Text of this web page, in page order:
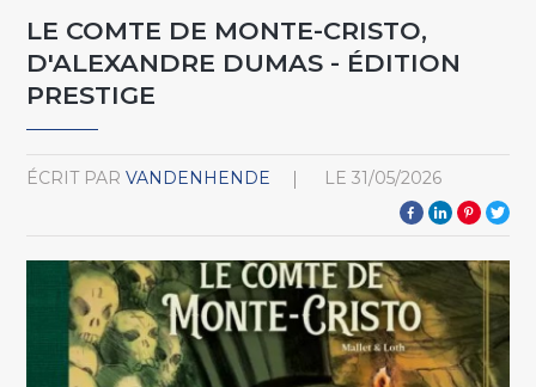
LE COMTE DE MONTE-CRISTO,
D'ALEXANDRE DUMAS - ÉDITION
PRESTIGE
ÉCRIT PAR VANDENHENDE LE 31/05/2026